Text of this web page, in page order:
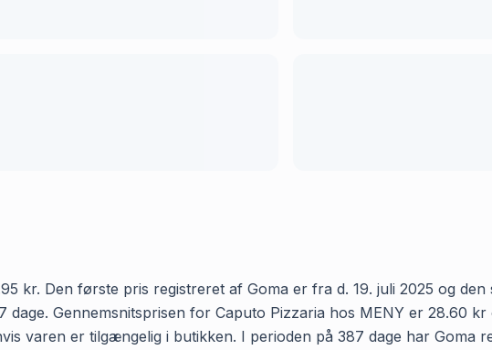
kr. Den første pris registreret af Goma er fra d. 19. juli 2025 og
Gennemsnitsprisen for Caputo Pizzaria hos MENY er 28.60
varen er tilgængelig i butikken. I perioden på 387 dage har Goma